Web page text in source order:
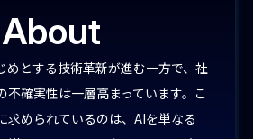
About
めとする技術革新が進む一方で、社
不確実性は一層高まっています。こ
求められているのは、AIを単なる